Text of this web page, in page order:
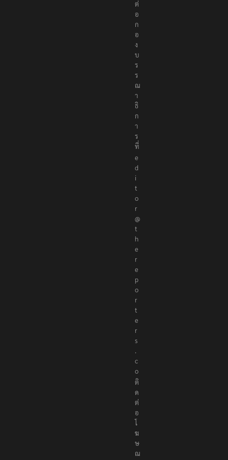
ต่
อ
ก
อ
ง
บ
ร
ร
ณ
า
ธิ
ก
า
ร
ที่
e
d
i
t
o
r
@
t
h
e
r
e
p
o
r
t
e
r
s
.
c
o
ติ
ด
ต่
อ
โ
ฆ
ษ
ณ